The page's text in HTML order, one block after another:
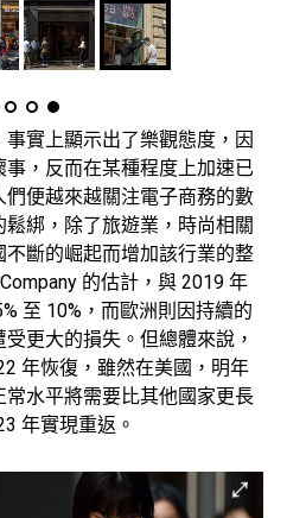
實上顯示出了樂觀態度，因
，反而在某種程度上加速已
便越來越關注電子商務的數
綁，除了旅遊業，時尚相關
斷的崛起而增加該行業的整
的估計，與 2019 年
至 10%，而歐洲則因持續的
更大的損失。但總體來說，
年恢復，雖然在美國，明年
水平將需要比其他國家更長
年實現重返。